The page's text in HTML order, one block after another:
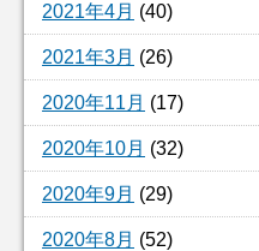
2021年4月 (40)
2021年3月 (26)
2020年11月 (17)
2020年10月 (32)
2020年9月 (29)
2020年8月 (52)